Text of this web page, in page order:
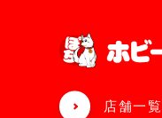
店舗一覧